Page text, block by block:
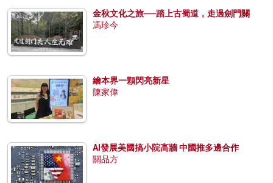
金秋文化之旅──踏上古蜀道，走過劍門關
馮珍今
繪本界一顆閃亮新星
陳家偉
AI發展美國搞小院高牆 中國推多邊合作
關品方